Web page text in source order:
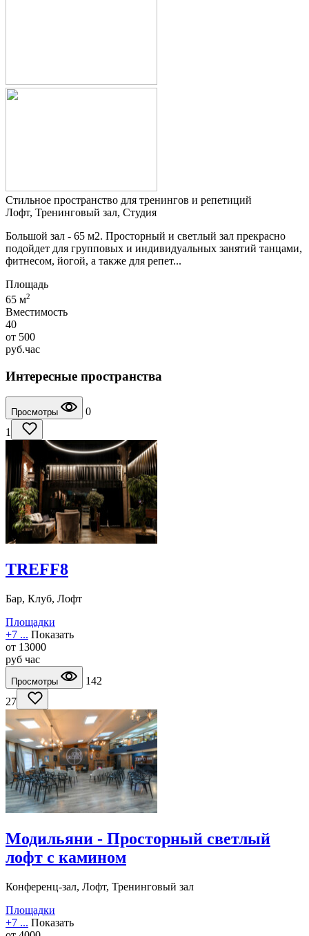
Стильное пространство для тренингов и репетиций
Лофт, Тренинговый зал, Студия
Большой зал - 65 м2. Просторный и светлый зал прекрасно
подойдет для групповых и индивидуальных занятий танцами,
фитнесом, йогой, а также для репет...
Площадь
65 м2
Вместимость
40
от 500
руб.час
Интересные пространства
Просмотры
0
1
TREFF8
Бар, Клуб, Лофт
Площадки
+7 ... Показать
от 13000
руб час
Просмотры
142
27
Модильяни - Просторный светлый
лофт с камином
Конференц-зал, Лофт, Тренинговый зал
Площадки
+7 ... Показать